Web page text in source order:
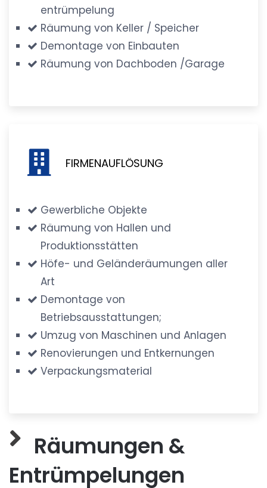
entrümpelung
Räumung von Keller / Speicher
Demontage von Einbauten
Räumung von Dachboden /Garage
FIRMENAUFLÖSUNG
Gewerbliche Objekte
Räumung von Hallen und
Produktionsstätten
Höfe- und Geländeräumungen aller
Art
Demontage von
Betriebsausstattungen;
Umzug von Maschinen und Anlagen
Renovierungen und Entkernungen
Verpackungsmaterial
Räumungen &
Entrümpelungen